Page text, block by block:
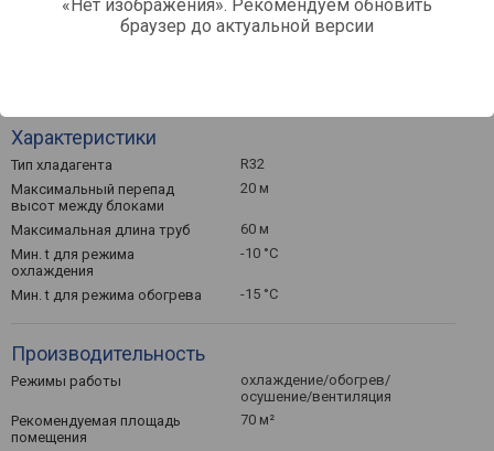
«Нет изображения». Рекомендуем обновить
браузер до актуальной версии
Энергоэффективность SEER
A++
Характеристики
Тип хладагента
R32
Максимальный перепад
высот между блоками
20 м
Максимальная длина труб
60 м
Мин. t для режима
охлаждения
-10 °C
Мин. t для режима обогрева -15 °C
Производительность
Режимы работы
охлаждение/обогрев/
осушение/вентиляция
Рекомендуемая площадь
помещения
70 м²